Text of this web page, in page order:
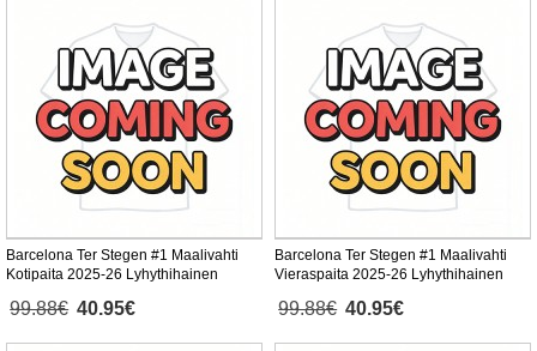
Barcelona Ter Stegen #1 Maalivahti
Kotipaita 2025-26 Lyhythihainen
99.88€ 40.95€
Barcelona Ter Stegen #1 Maalivahti
Vieraspaita 2025-26 Lyhythihainen
99.88€ 40.95€